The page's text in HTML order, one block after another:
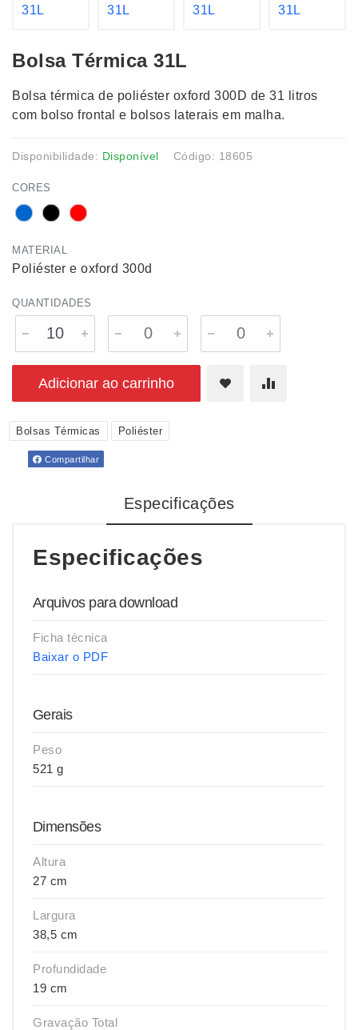
Bolsa Térmica 31L
Bolsa térmica de poliéster oxford 300D de 31 litros
com bolso frontal e bolsos laterais em malha.
Disponibilidade: Disponível Código: 18605
CORES
MATERIAL
Poliéster e oxford 300d
QUANTIDADES
Adicionar ao carrinho
Bolsas Térmicas Poliéster
Compartilhar
Especificações
Especificações
Arquivos para download
Ficha técnica
Baixar o PDF
Gerais
Peso
521 g
Dimensões
Altura
27 cm
Largura
38,5 cm
Profundidade
19 cm
Gravação Total